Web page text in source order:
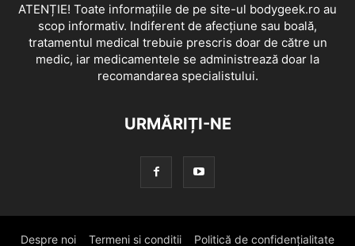
ATENȚIE! Toate informațiile de pe site-ul bodygeek.ro au
scop informativ. Indiferent de afecțiune sau boală,
tratamentul medical trebuie prescris doar de către un
medic, iar medicamentele se administrează doar la
recomandarea specialistului.
URMĂRIȚI-NE
Despre noi Termeni si conditii Politică de confidențialitate